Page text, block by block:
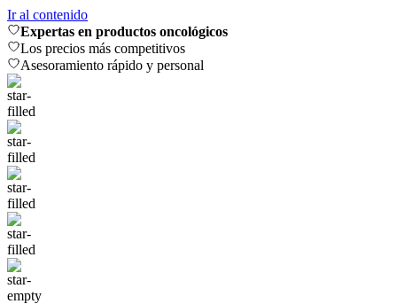
Ir al contenido
Expertas en productos oncológicos
Los precios más competitivos
Asesoramiento rápido y personal